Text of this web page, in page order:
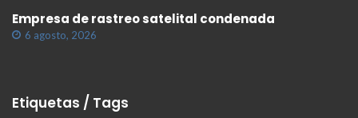
Empresa de rastreo satelital condenada
6 agosto, 2026
Etiquetas / Tags